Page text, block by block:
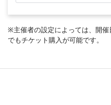
※主催者の設定によっては、開
でもチケット購入が可能です。